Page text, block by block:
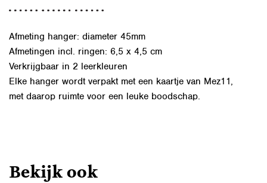
Afmeting hanger: diameter 45mm
Afmetingen incl. ringen: 6,5 x 4,5 cm
Verkrijgbaar in 2 leerkleuren
Elke hanger wordt verpakt met een kaartje van Mez11,
met daarop ruimte voor een leuke boodschap.
Bekijk ook